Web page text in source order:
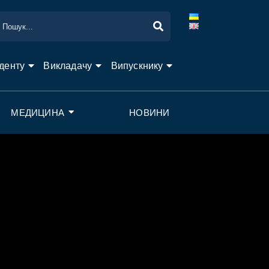
Викладачу Випускнику
МЕДИЦИНА НОВИНИ